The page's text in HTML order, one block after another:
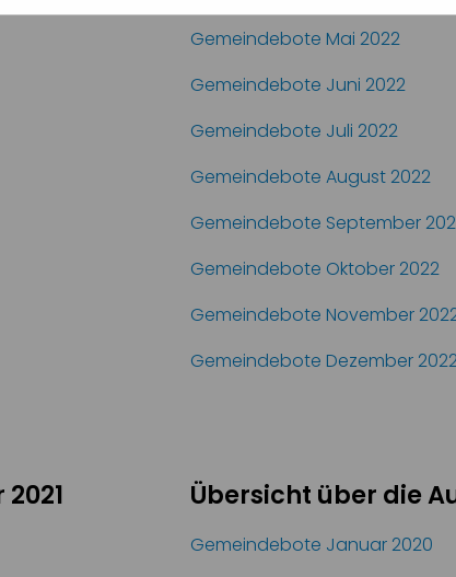
Gemeindebote Mai 2022
Gemeindebote Juni 2022
Gemeindebote Juli 2022
Gemeindebote August 2022
Gemeindebote September
Gemeindebote Oktober 2022
Gemeindebote November
Gemeindebote Dezember
Übersicht über die
Gemeindebote Januar 2020